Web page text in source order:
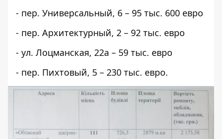
- пер. Универсальный, 6 – 95 тыс. 600 евро
- пер. Архитектурный, 2 – 92 тыс. евро
- ул. Лоцманская, 22а – 59 тыс. евро
- пер. Пихтовый, 5 – 230 тыс. евро.